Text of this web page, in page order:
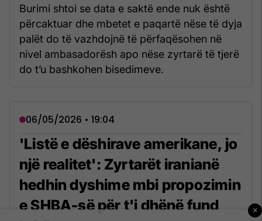
Burimi shtoi se data e saktë ende nuk është
përcaktuar dhe mbetet e paqartë nëse të dyja
palët do të vazhdojnë të përfaqësohen në
nivel ambasadorësh apo nëse zyrtarë të tjerë
do t’u bashkohen bisedimeve.
06/05/2026 • 19:04
'Listë e dëshirave amerikane, jo
një realitet': Zyrtarët iranianë
hedhin dyshime mbi propozimin
e SHBA-së për t'i dhënë fund
×